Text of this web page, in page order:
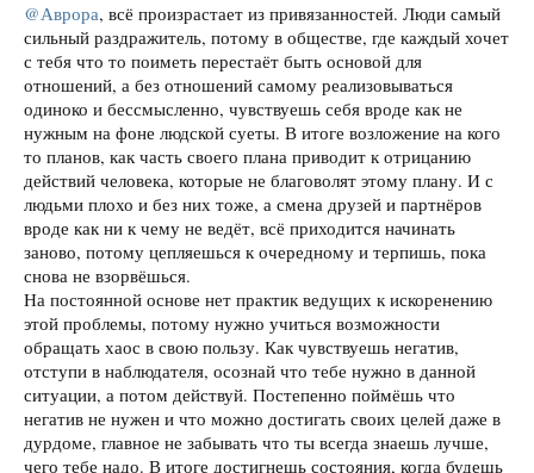
@Аврора, всё произрастает из привязанностей. Люди самый
сильный раздражитель, потому в обществе, где каждый хочет
с тебя что то поиметь перестаёт быть основой для
отношений, а без отношений самому реализовываться
одиноко и бессмысленно, чувствуешь себя вроде как не
нужным на фоне людской суеты. В итоге возложение на кого
то планов, как часть своего плана приводит к отрицанию
действий человека, которые не благоволят этому плану. И с
людьми плохо и без них тоже, а смена друзей и партнёров
вроде как ни к чему не ведёт, всё приходится начинать
заново, потому цепляешься к очередному и терпишь, пока
снова не взорвёшься.
На постоянной основе нет практик ведущих к искоренению
этой проблемы, потому нужно учиться возможности
обращать хаос в свою пользу. Как чувствуешь негатив,
отступи в наблюдателя, осознай что тебе нужно в данной
ситуации, а потом действуй. Постепенно поймёшь что
негатив не нужен и что можно достигать своих целей даже в
дурдоме, главное не забывать что ты всегда знаешь лучше,
чего тебе надо. В итоге достигнешь состояния, когда будешь